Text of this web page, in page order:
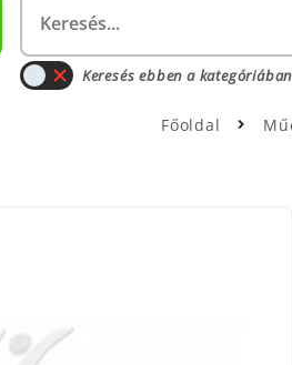
Keresés ebben a kategóriában
Főoldal